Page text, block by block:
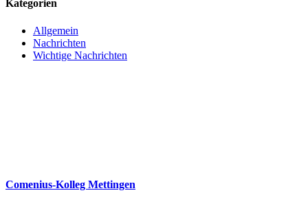
Kategorien
Allgemein
Nachrichten
Wichtige Nachrichten
Comenius-Kolleg Mettingen